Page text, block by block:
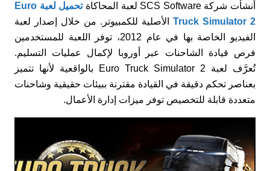
أنشأت شركة SCS Software لعبة المحاكاة
تحميل لعبة Euro
Truck Simulator 2 الأصلية​ للكمبيوتر. من خلال إصدار لعبة
الفيديو الخاصة بها في عام 2012، توفر اللعبة للمستخدمين
فرص قيادة الشاحنات عبر أوروبا لإكمال عمليات التسليم.
تُعرَّف لعبة Euro Truck Simulator 2 بالواقعية لأنها تتميز
بعناصر تحكم دقيقة في القيادة مقترنة ببيئات حقيقية وشاحنات
متعددة قابلة للتخصيص توفر ميزات إدارة الأعمال.